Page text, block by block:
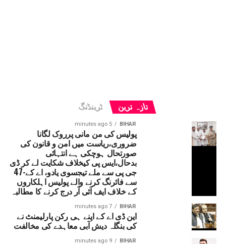
تازہ ترین ٹرینڈنگ
BIHAR
5 minutes ago
پولیس کی من مانی پرروک لگانا
ضروری،ریاست میں امن و قانون کی
صورتحال ہوچکی ہے انتہائی
بدحال،ایس پی کیخلاف شکایت لے کر ڈی
جی پی سے ملے تیجسوی یادو، اے کے-47
سے فائرنگ کرنے والے پولیس اہلکاروں
کے خلاف ایف آئی آر درج کرنے کا مطالبہ
BIHAR
7 minutes ago
این ڈی اے کے اپنے ہی رکن پارلیمنٹ نے
کی بنگلہ دیش آبی معاہدے کی مخالفت
BIHAR
9 minutes ago